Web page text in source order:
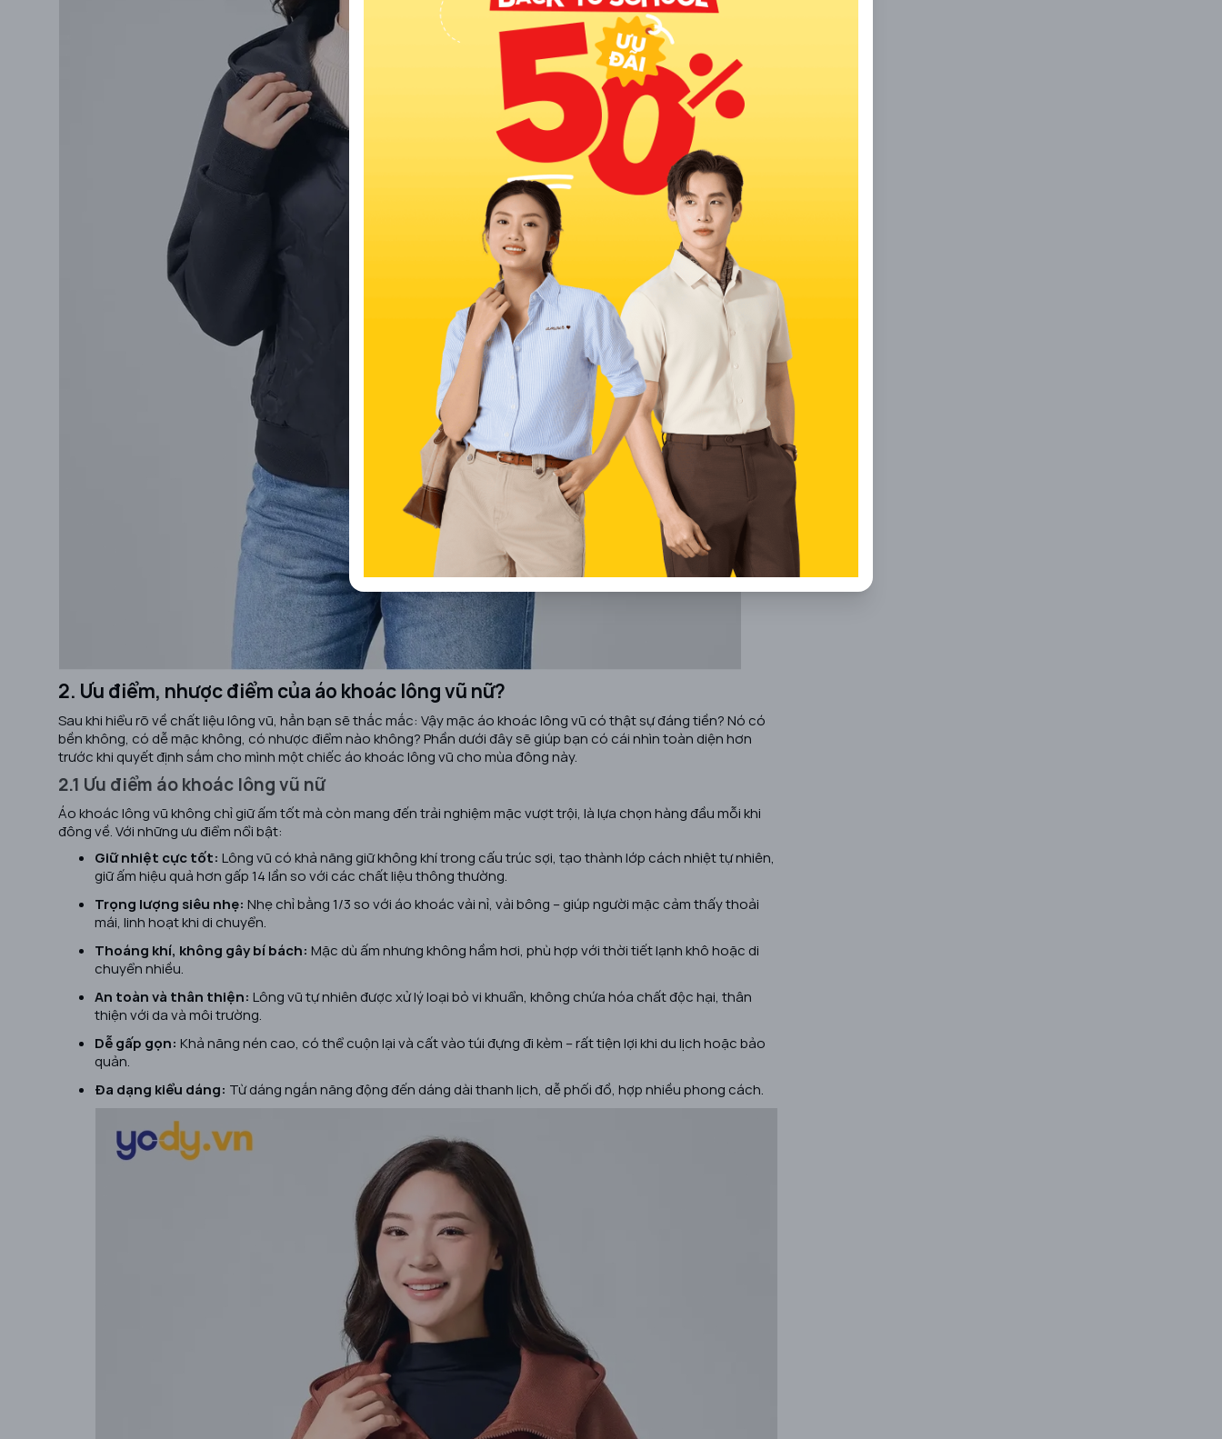
2. Ưu điểm, nhược điểm của áo khoác lông vũ nữ?
Sau khi hiểu rõ về chất liệu lông vũ, hẳn bạn sẽ thắc mắc: Vậy mặc áo khoác lông vũ có thật sự đáng tiền? Nó có
bền không, có dễ mặc không, có nhược điểm nào không? Phần dưới đây sẽ giúp bạn có cái nhìn toàn diện hơn
trước khi quyết định sắm cho mình một chiếc áo khoác lông vũ cho mùa đông này.
2.1 Ưu điểm áo khoác lông vũ nữ
Áo khoác lông vũ không chỉ giữ ấm tốt mà còn mang đến trải nghiệm mặc vượt trội, là lựa chọn hàng đầu mỗi khi
đông về. Với những ưu điểm nổi bật:
Giữ nhiệt cực tốt: Lông vũ có khả năng giữ không khí trong cấu trúc sợi, tạo thành lớp cách nhiệt tự nhiên,
giữ ấm hiệu quả hơn gấp 14 lần so với các chất liệu thông thường.
Trọng lượng siêu nhẹ: Nhẹ chỉ bằng 1/3 so với áo khoác vải nỉ, vải bông – giúp người mặc cảm thấy thoải
mái, linh hoạt khi di chuyển.
Thoáng khí, không gây bí bách: Mặc dù ấm nhưng không hầm hơi, phù hợp với thời tiết lạnh khô hoặc di
chuyển nhiều.
An toàn và thân thiện: Lông vũ tự nhiên được xử lý loại bỏ vi khuẩn, không chứa hóa chất độc hại, thân
thiện với da và môi trường.
Dễ gấp gọn: Khả năng nén cao, có thể cuộn lại và cất vào túi đựng đi kèm – rất tiện lợi khi du lịch hoặc bảo
quản.
Đa dạng kiểu dáng: Từ dáng ngắn năng động đến dáng dài thanh lịch, dễ phối đồ, hợp nhiều phong cách.